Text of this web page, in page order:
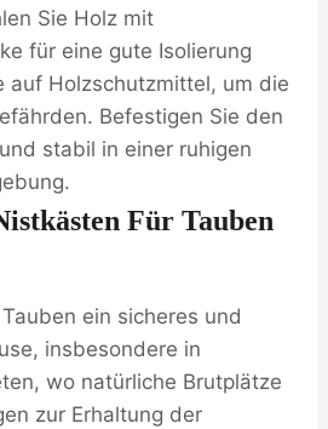
Sie Holz mit
für eine gute Isolierung
auf Holzschutzmittel, um die
Befestigen Sie den
stabil in einer ruhigen
Für Tauben
ein sicheres und
insbesondere in
wo natürliche Brutplätze
zur Erhaltung der